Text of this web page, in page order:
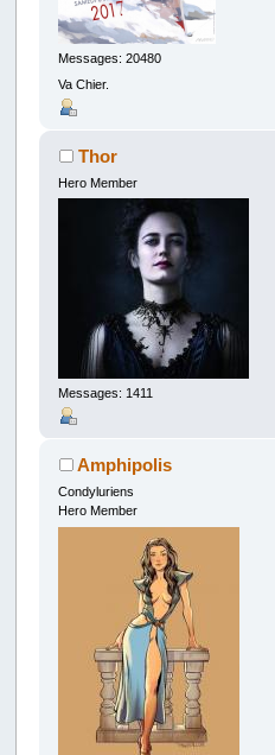
Messages: 20480
Va Chier.
Thor
Hero Member
Messages: 1411
Amphipolis
Condyluriens
Hero Member